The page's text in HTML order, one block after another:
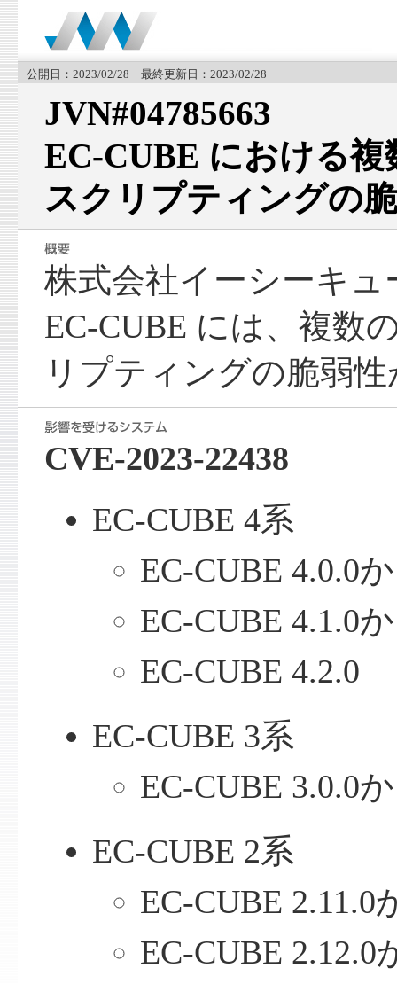
公開日：2023/02/28 最終更新日：2023/02/28
JVN#04785663
EC-CUBE における
スクリプティングの
株式会社イーシーキ
EC-CUBE には、複数
リプティングの脆弱
CVE-2023-22438
EC-CUBE 4系
EC-CUBE 4.0.0
EC-CUBE 4.1.0
EC-CUBE 4.2.0
EC-CUBE 3系
EC-CUBE 3.0.0
EC-CUBE 2系
EC-CUBE 2.11.0
EC-CUBE 2.12.0